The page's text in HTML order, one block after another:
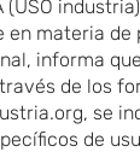
(USO
en materia de
informa
de los
se
de